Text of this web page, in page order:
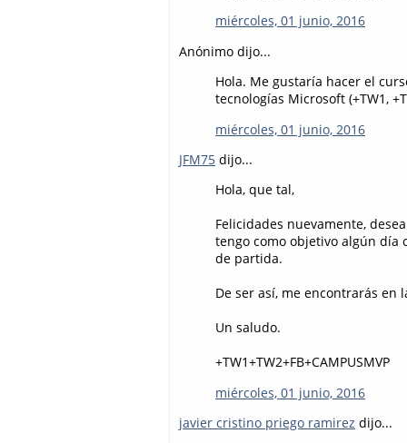
miércoles, 01 junio, 2016
Anónimo dijo...
Hola. Me gustaría hacer el
tecnologías Microsoft (+TW1,
miércoles, 01 junio, 2016
JFM75 dijo...
Hola, que tal,
Felicidades nuevamente,
tengo como objetivo algún día
de partida.
De ser así, me encontrarás
Un saludo.
+TW1+TW2+FB+CAMPUSMVP
miércoles, 01 junio, 2016
javier cristino priego ramirez dijo...